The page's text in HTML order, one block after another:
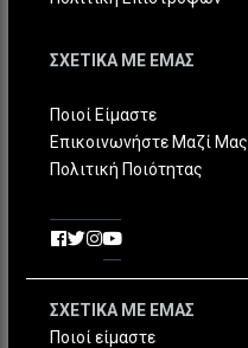
ΣΧΕΤΙΚΑ ΜΕ ΕΜΑΣ
Ποιοί Είμαστε
Επικοινωνήστε Μαζί Μας
Πολιτική Ποιότητας
ΣΧΕΤΙΚΑ ΜΕ ΕΜΑΣ
Ποιοί είμαστε